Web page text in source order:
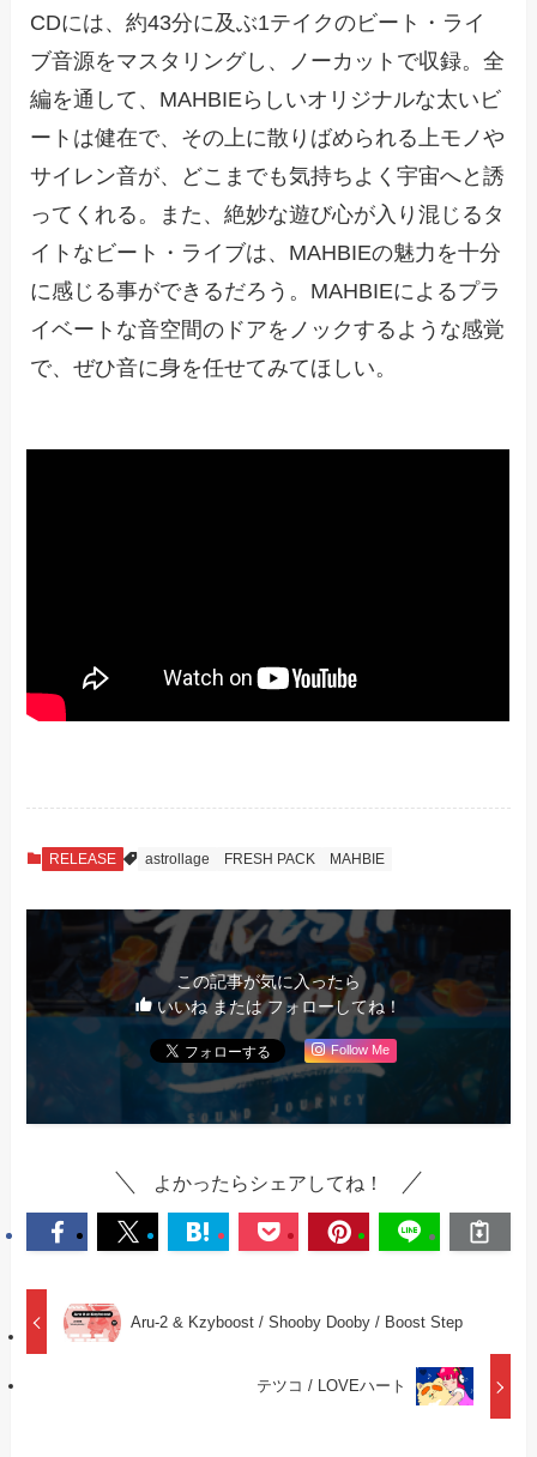
CDには、約43分に及ぶ1テイクのビート・ライ
ブ音源をマスタリングし、ノーカットで収録。全
編を通して、MAHBIEらしいオリジナルな太いビ
ートは健在で、その上に散りばめられる上モノや
サイレン音が、どこまでも気持ちよく宇宙へと誘
ってくれる。また、絶妙な遊び心が入り混じるタ
イトなビート・ライブは、MAHBIEの魅力を十分
に感じる事ができるだろう。MAHBIEによるプラ
イベートな音空間のドアをノックするような感覚
で、ぜひ音に身を任せてみてほしい。
RELEASE astrollage FRESH PACK MAHBIE
この記事が気に入ったら
いいね または フォローしてね！
Follow Me
よかったらシェアしてね！
Aru-2 & Kzyboost / Shooby Dooby / Boost Step
テツコ / LOVEハート